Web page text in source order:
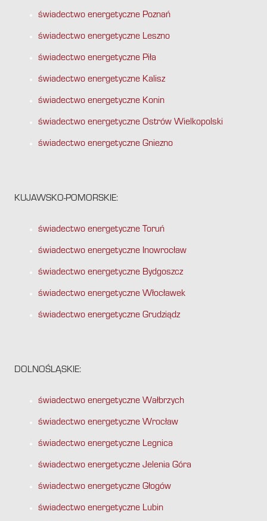
świadectwo energetyczne Poznań
świadectwo energetyczne Leszno
świadectwo energetyczne Piła
świadectwo energetyczne Kalisz
świadectwo energetyczne Konin
świadectwo energetyczne Ostrów Wielkopolski
świadectwo energetyczne Gniezno
KUJAWSKO-POMORSKIE:
świadectwo energetyczne Toruń
świadectwo energetyczne Inowrocław
świadectwo energetyczne Bydgoszcz
świadectwo energetyczne Włocławek
świadectwo energetyczne Grudziądz
DOLNOŚLĄSKIE:
świadectwo energetyczne Wałbrzych
świadectwo energetyczne Wrocław
świadectwo energetyczne Legnica
świadectwo energetyczne Jelenia Góra
świadectwo energetyczne Głogów
świadectwo energetyczne Lubin